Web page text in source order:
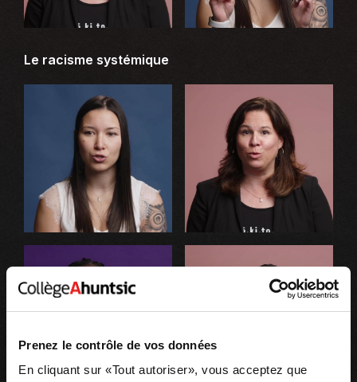
Prenez le contrôle de vos données
En cliquant sur «Tout autoriser», vous acceptez que
Le racisme systémique